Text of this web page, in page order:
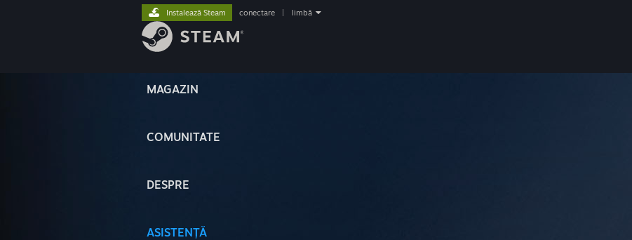
MAGAZIN
COMUNITATE
DESPRE
ASISTENȚĂ
Instalează Steam conectare limbă